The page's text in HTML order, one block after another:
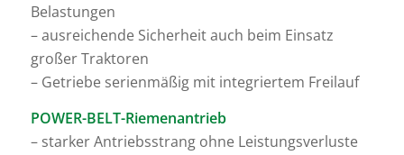
Belastungen
– ausreichende Sicherheit auch beim Einsatz
großer Traktoren
– Getriebe serienmäßig mit integriertem Freilauf
POWER-BELT-Riemenantrieb
– starker Antriebsstrang ohne Leistungsverluste